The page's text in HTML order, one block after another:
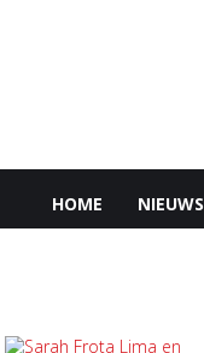
HOME NIEUWS